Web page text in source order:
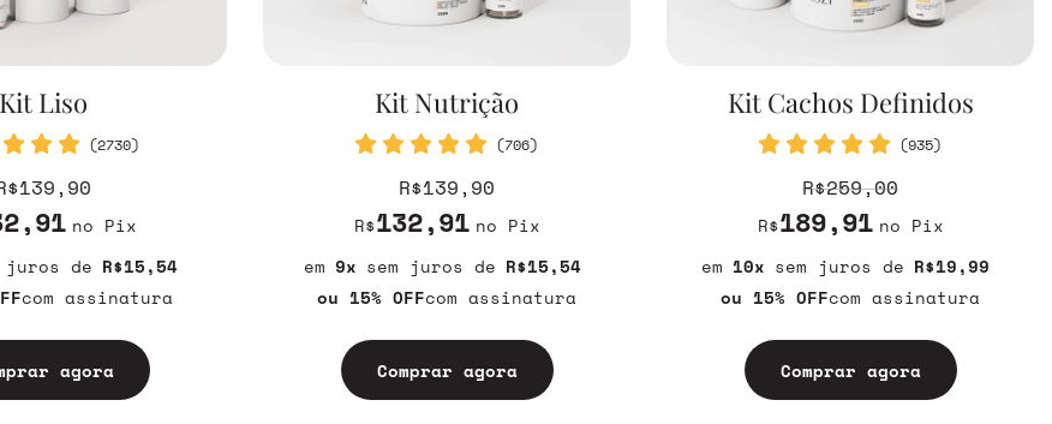
Kit Liso
(2730)
no Pix
R$15,54
juros
com assinatura
agora
Kit Nutrição
(706)
R$139,90
R$132,91 no Pix
9
R$15,54
sem juros
ou 15% OFFcom assinatura
Comprar agora
Kit Cachos Definidos
(935)
R$259,00
R$189,91 no Pix
10
R$19,99
sem juros
ou 15% OFFcom assinatura
Comprar agora